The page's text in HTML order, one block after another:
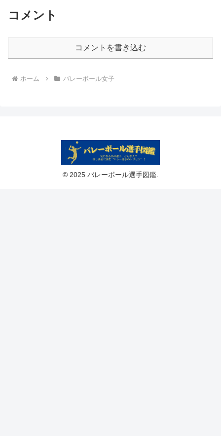
コメント
コメントを書き込む
ホーム バレーボール女子
© 2025 バレーボール選手図鑑.